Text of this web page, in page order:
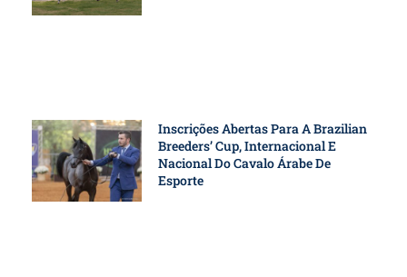
Inscrições Abertas Para A Brazilian
Breeders’ Cup, Internacional E
Nacional Do Cavalo Árabe De
Esporte